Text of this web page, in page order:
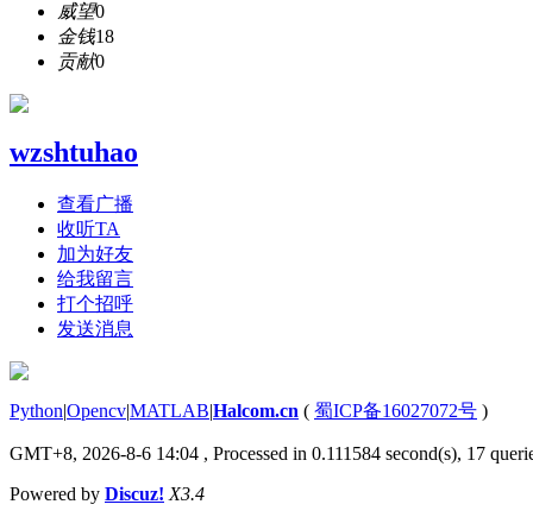
威望0
金钱18
贡献0
wzshtuhao
查看广播
收听TA
加为好友
给我留言
打个招呼
发送消息
Python|Opencv|MATLAB|Halcom.cn ( 蜀ICP备16027072号 )
GMT+8, 2026-8-6 14:04 , Processed in 0.111584 second(s), 17
Powered by Discuz! X3.4